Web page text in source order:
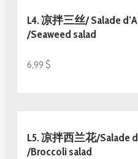
L4. 凉拌三丝/ Salade
/Seaweed salad
6,99 $
L5. 凉拌西兰花/Salade
/Broccoli salad